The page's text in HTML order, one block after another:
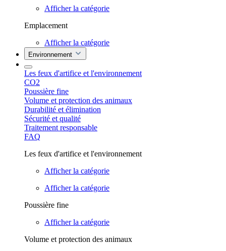
Afficher la catégorie
Emplacement
Afficher la catégorie
Environnement
Les feux d'artifice et l'environnement
CO2
Poussière fine
Volume et protection des animaux
Durabilité et élimination
Sécurité et qualité
Traitement responsable
FAQ
Les feux d'artifice et l'environnement
Afficher la catégorie
Afficher la catégorie
Poussière fine
Afficher la catégorie
Volume et protection des animaux